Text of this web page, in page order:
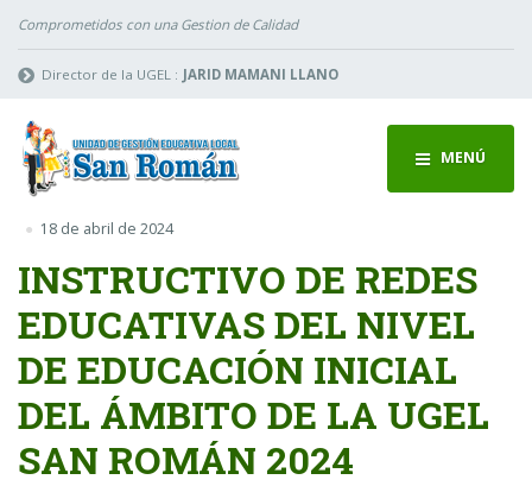
Comprometidos con una Gestion de Calidad
Director de la UGEL : JARID MAMANI LLANO
MENÚ
18 de abril de 2024
INSTRUCTIVO DE REDES
EDUCATIVAS DEL NIVEL
DE EDUCACIÓN INICIAL
DEL ÁMBITO DE LA UGEL
SAN ROMÁN 2024